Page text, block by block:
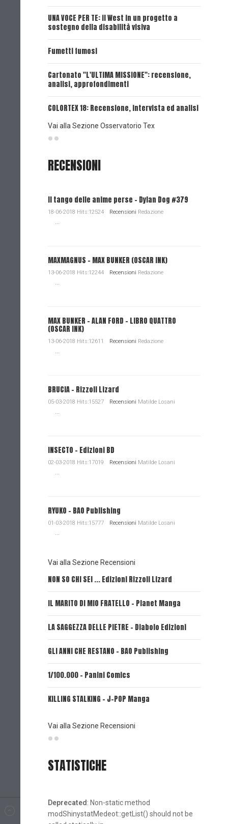
UNA VOCE PER TE: il West in un progetto a
sostegno della disabilità visiva
Fumetti fumosi
Cartonato "L'ULTIMA MISSIONE": recensione,
analisi, approfondimenti
COLORTEX 18: Recensione, intervista ed analisi
Vai alla Sezione Osservatorio Tex
RECENSIONI
Il tango delle anime perse - Dylan Dog #379
18-06-2018 Hits:12524 Recensioni Redazione
MAXMAGNUS – MAX BUNKER (OSCAR INK)
13-06-2018 Hits:12244 Recensioni Redazione
MAX BUNKER – ALAN FORD – LIBRO QUATTRO
(OSCAR INK)
13-06-2018 Hits:12611 Recensioni Redazione
BRUCIA - Rizzoli Lizard
05-03-2018 Hits:15527 Recensioni Matilde Losani
INSECTO - Edizioni BD
02-03-2018 Hits:17019 Recensioni Matilde Losani
RYUKO - BAO Publishing
01-03-2018 Hits:15777 Recensioni Matilde Losani
Vai alla Sezione Recensioni
NON SO CHI SEI ... Edizioni Rizzoli Lizard
IL MARITO DI MIO FRATELLO - Planet Manga
LA SAGGEZZA DELLE PIETRE - Diabolo Edizioni
GLI ANNI CHE RESTANO - BAO Publishing
1/100.000 - Panini Comics
KILLING STALKING - J-POP Manga
Vai alla Sezione Recensioni
STATISTICHE
Deprecated: Non-static method
modShinystatMedeot::getList() should not be